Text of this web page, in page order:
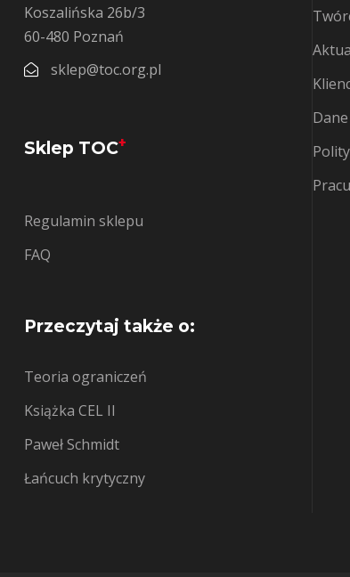
Koszalińska 26b/3
60-480 Poznań
sklep@toc.org.pl
Sklep TOC+
Regulamin sklepu
FAQ
Przeczytaj także o:
Teoria ograniczeń
Książka CEL II
Paweł Schmidt
Łańcuch krytyczny